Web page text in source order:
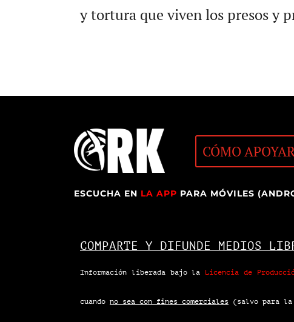
y tortura que viven los presos y
CÓMO
ESCUCHA EN LA APP PARA MÓVILES
COMPARTE Y DIFUNDE MEDIOS
Información liberada bajo la Licencia de
cuando no sea con fines comerciales (salvo para la